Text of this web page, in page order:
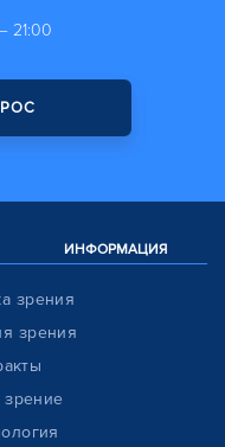
21:00
ИНФОРМАЦИЯ
зрения
зрения
зрение